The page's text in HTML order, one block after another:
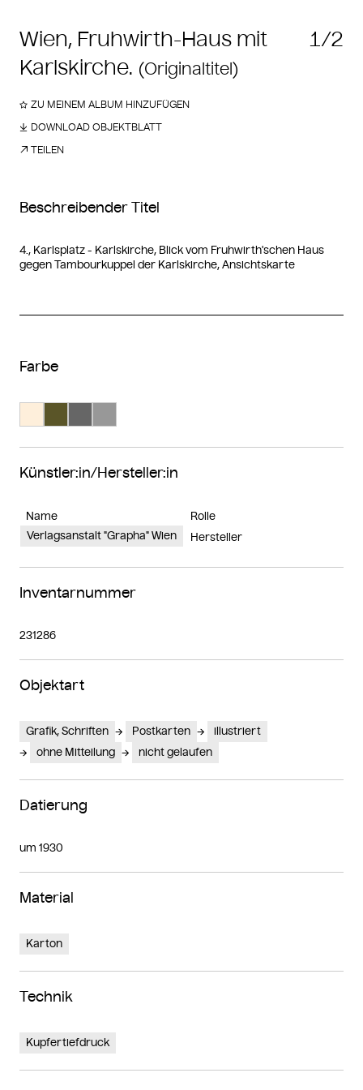
Wien, Fruhwirth-Haus mit
Karlskirche. (Originaltitel)
1/2
ZU MEINEM ALBUM HINZUFÜGEN
DOWNLOAD OBJEKTBLATT
TEILEN
Beschreibender Titel
4., Karlsplatz - Karlskirche, Blick vom Fruhwirth'schen Haus
gegen Tambourkuppel der Karlskirche, Ansichtskarte
Farbe
Künstler:in/Hersteller:in
Name
Rolle
Verlagsanstalt "Grapha" Wien
Hersteller
Inventarnummer
231286
Objektart
Grafik, Schriften Postkarten
illustriert
ohne Mitteilung
nicht gelaufen
Datierung
um 1930
Material
Karton
Technik
Kupfertiefdruck